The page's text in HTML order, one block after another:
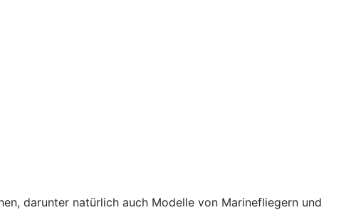
darunter natürlich auch Modelle von Marinefliegern und